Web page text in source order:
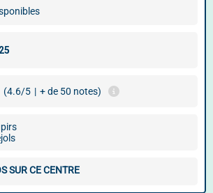
(4.6/5 | + de 50 notes)
SUR CE CENTRE